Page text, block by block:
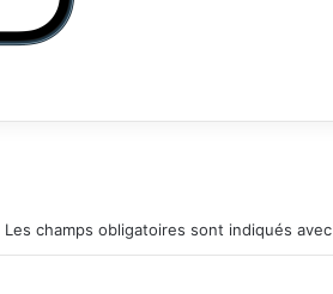
Les champs obligatoires sont indiqués avec